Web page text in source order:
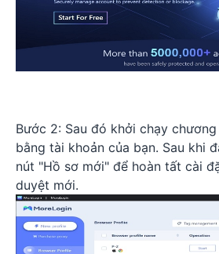
Bước 2: Sau đó khởi chạy
bằng tài khoản của bạn. Sau khi
nút "Hồ sơ mới" để hoàn tất cài
duyệt mới.